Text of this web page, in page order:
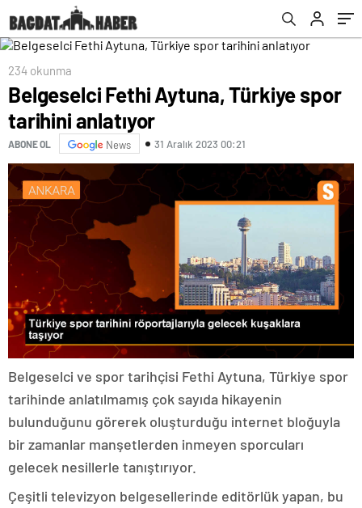
234 okunma
Belgeselci Fethi Aytuna, Türkiye spor
tarihini anlatıyor
ABONE OL News 31 Aralık 2023 00:21
Belgeselci ve spor tarihçisi Fethi Aytuna, Türkiye spor
tarihinde anlatılmamış çok sayıda hikayenin
bulunduğunu görerek oluşturduğu internet bloğuyla
bir zamanlar manşetlerden inmeyen sporcuları
gelecek nesillerle tanıştırıyor.
Çeşitli televizyon belgesellerinde editörlük yapan, bu